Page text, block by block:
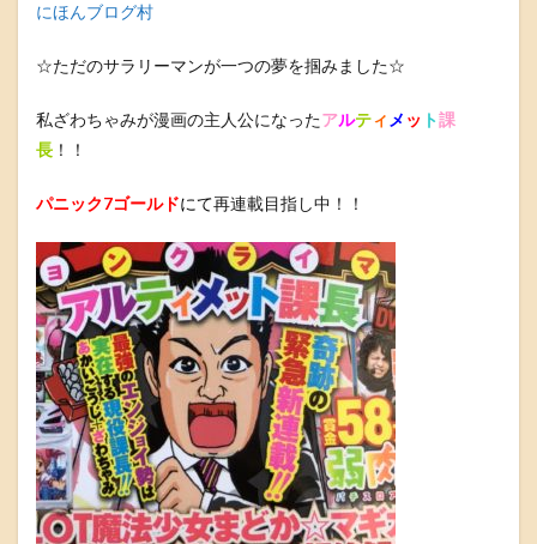
にほんブログ村
☆ただのサラリーマンが一つの夢を掴みました☆
私ざわちゃみが漫画の主人公になったアルティ メ ッ ト課
長 ！！
パニック7ゴールドにて再連載目指し中！！